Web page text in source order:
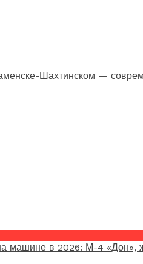
Шахтинском —
машине в 2026: М-4 «Дон»,